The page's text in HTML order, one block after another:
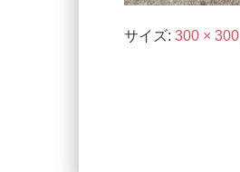
サイズ: 300 × 300